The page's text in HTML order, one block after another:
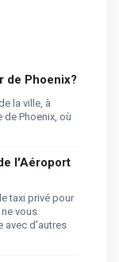
de Phoenix?
la ville, à
de Phoenix, où
l'Aéroport
taxi privé pour
vous
avec d'autres